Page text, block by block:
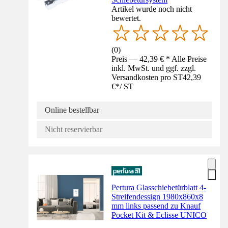
Artikel wurde noch nicht
bewertet.
(0)
Preis — 42,39 € * Alle Preise
inkl. MwSt. und ggf. zzgl.
Versandkosten pro ST42,39
€*/ ST
Online bestellbar
Nicht reservierbar
Pertura Glasschiebetürblatt 4-
Streifendessign 1980x860x8
mm links passend zu Knauf
Pocket Kit & Eclisse UNICO